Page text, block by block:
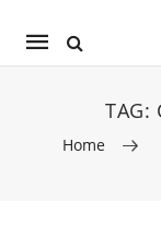
Mobile
TAG:
Home